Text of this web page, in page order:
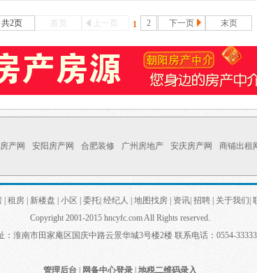
共2页 首页 上一页 1 2 下一页 末页
产网 安阳房产网 合肥装修 广州房地产 安庆房产网 商铺出租
| 租房| 新楼盘 小区 委托| 经纪人 地图找房| 资讯| 招聘| 关于我们
Copyright 2001-2015 hncyfc.com All Rights reserved.
：淮南市田家庵区国庆中路云景华城3号楼2楼 联系电话：0554-
管理后台 网备中心登录 |地税二维码录入